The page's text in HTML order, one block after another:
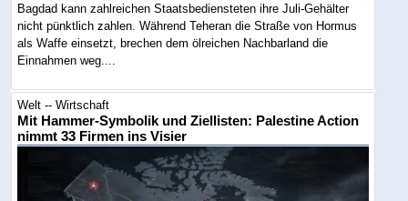
Bagdad kann zahlreichen Staatsbediensteten ihre Juli-Gehälter
nicht pünktlich zahlen. Während Teheran die Straße von Hormus
als Waffe einsetzt, brechen dem ölreichen Nachbarland die
Einnahmen weg....
Welt -- Wirtschaft
Mit Hammer-Symbolik und Ziellisten: Palestine Action
nimmt 33 Firmen ins Visier